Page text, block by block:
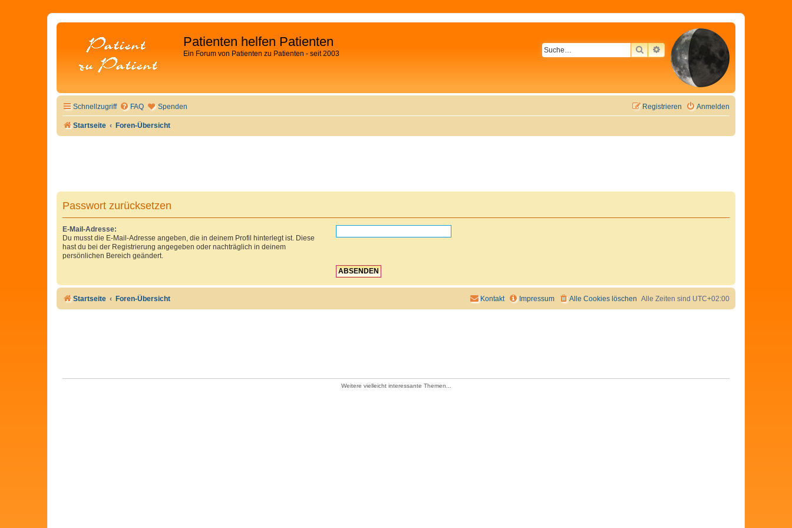
Patienten helfen Patienten
Ein Forum von Patienten zu Patienten - seit 2003 SUCHEERWEITERTE SUCHE
Schnellzugriff FAQ Spenden Anmelden
Registrieren
Startseite Foren-Übersicht
Passwort zurücksetzen
E-Mail-Adresse:
Du musst die E-Mail-Adresse angeben, die in deinem Profil hinterlegt ist. Diese
hast du bei der Registrierung angegeben oder nachträglich in deinem
persönlichen Bereich geändert.
Startseite Foren-Übersicht Alle Zeiten sind UTC+02:00
Alle Cookies löschen
Impressum
Kontakt
Weitere vielleicht interessante Themen...